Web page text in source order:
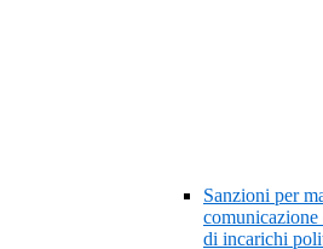
Sanzioni per
di incarichi